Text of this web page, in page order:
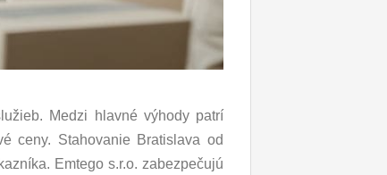
Medzi hlavné výhody patrí
ceny. Stahovanie Bratislava od
Emtego s.r.o. zabezpečujú